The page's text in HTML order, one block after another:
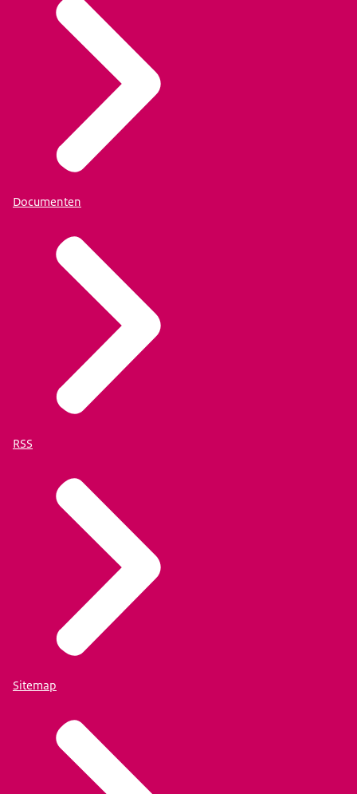
Documenten
RSS
Sitemap